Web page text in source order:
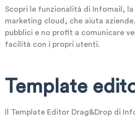
Scopri le funzionalità di Infomail,
marketing cloud, che aiuta
pubblici e no profit a comunicare
facilità con i propri utenti.
Template
Il Template Editor Drag&Drop di